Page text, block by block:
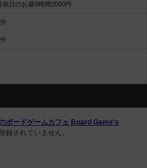
日のお昼5時間2000円
ボードゲームカフェ Board Game's
録されていません。